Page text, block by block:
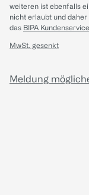
weiteren ist ebenfalls
nicht erlaubt und
das BIPA Kundenservice
MwSt. gesenkt
Meldung